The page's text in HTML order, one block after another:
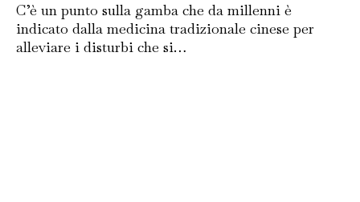
C’è un punto sulla gamba che da millenni è
indicato dalla medicina tradizionale cinese per
alleviare i disturbi che si…